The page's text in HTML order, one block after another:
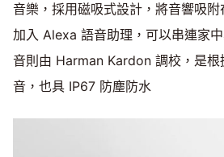
音樂，採用磁吸式設計，將音響吸
加入 Alexa 語音助理，可以串連家
音則由 Harman Kardon 調校，是根
音，也具 IP67 防塵防水